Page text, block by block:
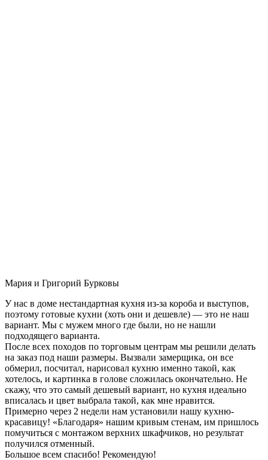
Мария и Григорий Бурковы
У нас в доме нестандартная кухня из-за короба и выступов,
поэтому готовые кухни (хоть они и дешевле) — это не наш
вариант. Мы с мужем много где были, но не нашли
подходящего варианта.
После всех походов по торговым центрам мы решили делать
на заказ под наши размеры. Вызвали замерщика, он все
обмерил, посчитал, нарисовал кухню именно такой, как
хотелось, и картинка в голове сложилась окончательно. Не
скажу, что это самый дешевый вариант, но кухня идеально
вписалась и цвет выбрала такой, как мне нравится.
Примерно через 2 недели нам установили нашу кухню-
красавицу! «Благодаря» нашим кривым стенам, им пришлось
помучиться с монтажом верхних шкафчиков, но результат
получился отменный.
Большое всем спасибо! Рекомендую!